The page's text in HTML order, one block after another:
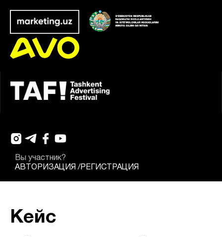
Вы участник?
АВТОРИЗАЦИЯ / РЕГИСТРАЦИЯ
Кейс